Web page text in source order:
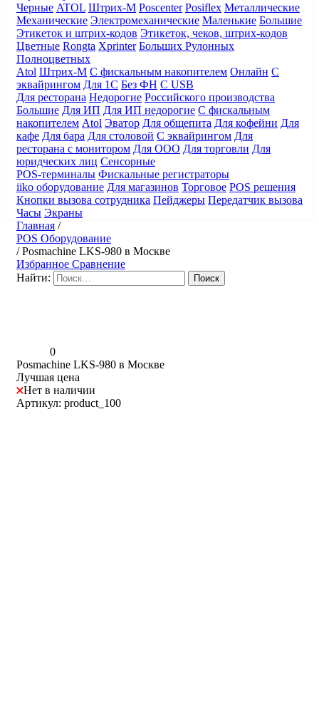
Черные ATOL Штрих-М Poscenter Posiflex Металлические
Механические Электромеханические Маленькие Большие
Этикеток и штрих-кодов Этикеток, чеков, штрих-кодов
Цветные Rongta Xprinter Больших Рулонных
Полноцветных
Atol Штрих-М С фискальным накопителем Онлайн С
эквайрингом Для 1С Без ФН С USB
Для ресторана Недорогие Российского производства
Большие Для ИП Для ИП недорогие С фискальным
накопителем Atol Эватор Для общепита Для кофейни Для
кафе Для бара Для столовой С эквайрингом Для
ресторана с монитором Для ООО Для торговли Для
юридческих лиц Сенсорные
POS-терминалы Фискальные регистраторы
iiko оборудование Для магазинов Торговое POS решения
Кнопки вызова сотрудника Пейджеры Передатчик вызова
Часы Экраны
Главная /
POS Оборудование
/Posmaсhine LKS-980 в Москве
Избранное Сравнение
Найти:
0
Posmaсhine LKS-980 в Москве
Лучшая цена
Нет в наличии
Артикул: product_100